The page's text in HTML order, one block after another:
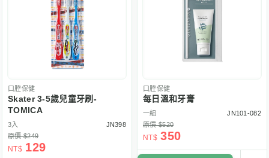
口腔保健
Skater 3-5歲兒童牙刷-
TOMICA
3入
JN398
原價 $249
NT$ 129
口腔保健
每日溫和牙膏
一組
JN101-082
原價 $520
NT$ 350